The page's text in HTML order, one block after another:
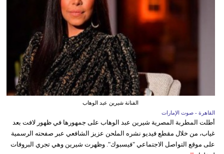
الفنانة شيرين عبد الوهاب
القاهرة - صوت الإمارات
أطلت المطربة المصرية شيرين عبد الوهاب على جمهورها في ظهور لافت بعد
غياب، من خلال مقطع فيديو نشره الملحن عزيز الشافعي عبر صفحته الرسمية
على موقع التواصل الاجتماعي "فيسبوك". وظهرت شيرين وهي تجري البروفات